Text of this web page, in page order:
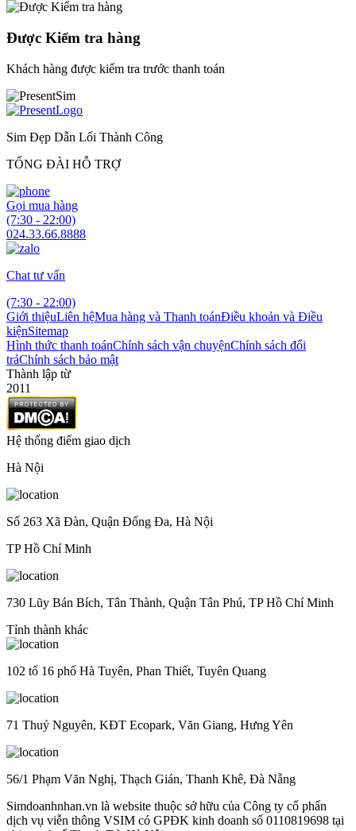
Được Kiểm tra hàng
Khách hàng được kiểm tra trước thanh toán
Sim Đẹp Dẫn Lối Thành Công
TỔNG ĐÀI HỖ TRỢ
Gọi mua hàng
(7:30 - 22:00)
024.33.66.8888
Chat tư vấn
(7:30 - 22:00)
Giới thiệuLiên hệMua hàng và Thanh toánĐiều khoản và Điều
kiệnSitemap
Hình thức thanh toánChính sách vận chuyệnChính sách đổi
trảChính sách bảo mật
Thành lập từ
2011
Hệ thống điểm giao dịch
Hà Nội
Số 263 Xã Đàn, Quận Đống Đa, Hà Nội
TP Hồ Chí Minh
730 Lũy Bán Bích, Tân Thành, Quận Tân Phú, TP Hồ Chí Minh
Tỉnh thành khác
102 tổ 16 phố Hà Tuyên, Phan Thiết, Tuyên Quang
71 Thuỷ Nguyên, KĐT Ecopark, Văn Giang, Hưng Yên
56/1 Phạm Văn Nghị, Thạch Gián, Thanh Khê, Đà Nẵng
Simdoanhnhan.vn là website thuộc sở hữu của Công ty cổ phẩn
dịch vụ viễn thông VSIM có GPĐK kinh doanh số 0110819698 tại